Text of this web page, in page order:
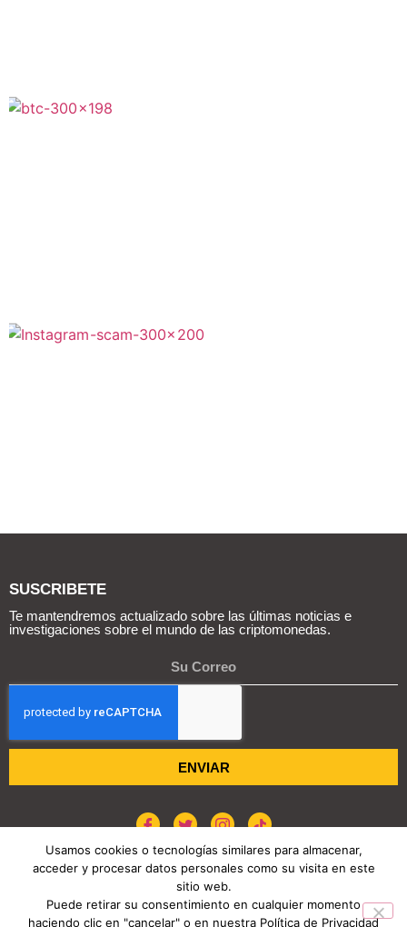
SUSCRIBETE
Te mantendremos actualizado sobre las últimas noticias e
investigaciones sobre el mundo de las criptomonedas.
ENVIAR
POLÍTICA DE COOKIES
Usamos cookies o tecnologías similares para almacenar,
acceder y procesar datos personales como su visita en este
sitio web.
Puede retirar su consentimiento en cualquier momento
haciendo clic en "cancelar" o en nuestra Política de Privacidad